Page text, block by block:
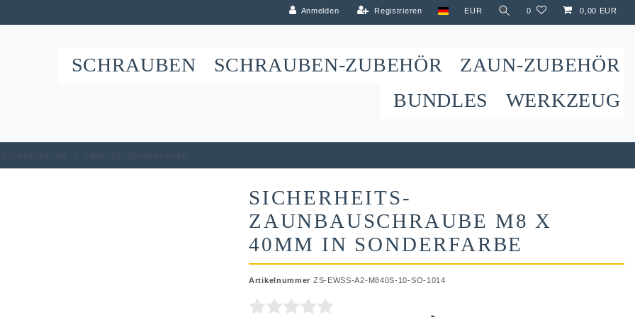
Anmelden Registrieren EUR 0 0,00 EUR
SCHRAUBEN SCHRAUBEN-ZUBEHÖR
ZAUN-ZUBEHÖR
BUNDLES
WERKZEUG
M8 x 40mm in Sonderfarbe
SICHERHEITS-
ZAUNBAUSCHRAUBE M8 X
40MM IN SONDERFARBE
Artikelnummer ZS-EWSS-A2-M840S-10-SO-1014